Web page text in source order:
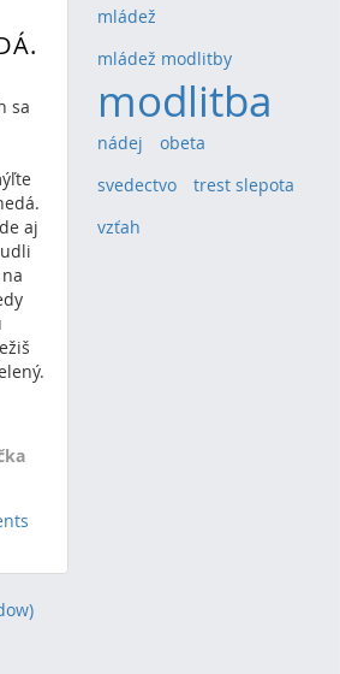
sa
aj
mládež
mládež modlitby
modlitba
nádej (1)obeta
svedectvo (1)trest slepota
vzťah